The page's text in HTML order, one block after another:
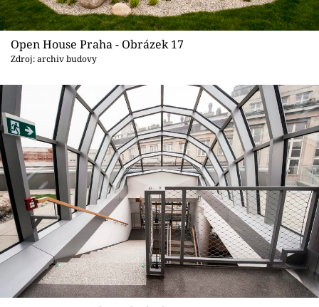
Open House Praha - Obrázek 17
Zdroj: archiv budovy